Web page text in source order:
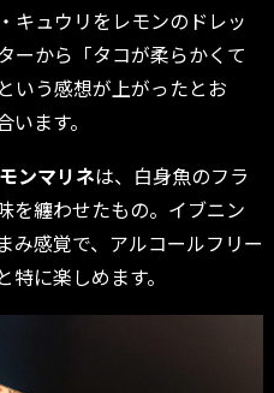
キュウリをレモンのドレッ
ーから「タコが柔らかくて
いう感想が上がったとお
ます。
ンマリネは、白身魚のフラ
を纏わせたもの。イブニン
み感覚で、アルコールフリー
に楽しめます。